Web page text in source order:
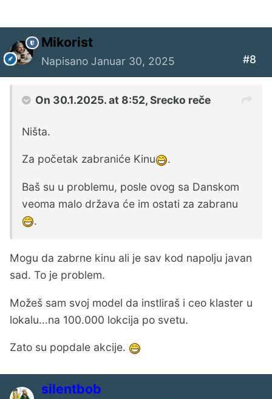
Mikorist
Napisano Januar 30, 2025 #8
On 30.1.2025. at 8:52,Srecko reče
Ništa.
Za početak zabraniće Kinu .
Baš su u problemu, posle ovog sa Danskom
veoma malo država će im ostati za zabranu
.
Mogu da zabrne kinu ali je sav kod napolju javan
sad. To je problem.
Možeš sam svoj model da instliraš i ceo klaster u
lokalu...na 100.000 lokcija po svetu.
Zato su popdale akcije.
silentbob